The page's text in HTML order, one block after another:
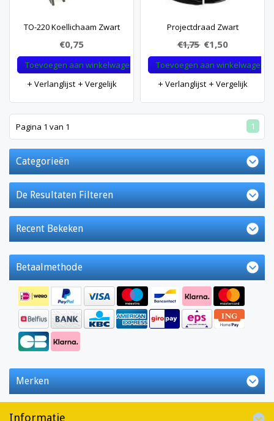
TO-220 Koellichaam Zwart
€0,75
Toevoegen aan winkelwagen
Verlanglijst
Vergelijk
Projectdraad Zwart
€1,75 €1,50
Toevoegen aan winkelwagen
Verlanglijst
Vergelijk
Pagina 1 van 1 1
Categorieën
De Resultaten Filteren
Recent Bekeken
Betaalmethode
Merken
Informatie